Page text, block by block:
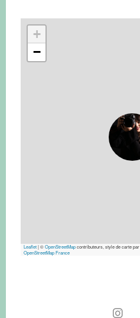
+
−
Leaflet|©OpenStreetMapcontributeurs, style de carte par
OpenStreetMap France